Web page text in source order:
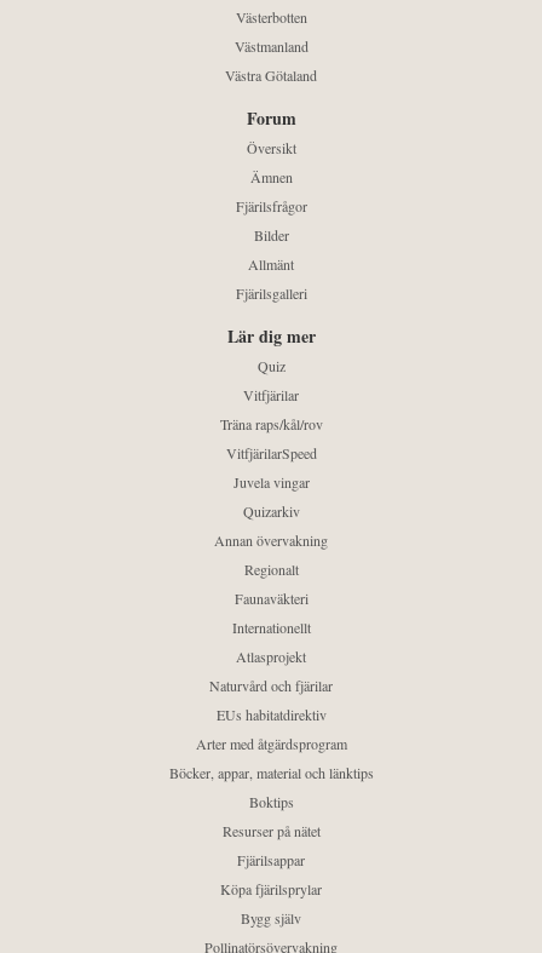
Västerbotten
Västmanland
Västra Götaland
Forum
Översikt
Ämnen
Fjärilsfrågor
Bilder
Allmänt
Fjärilsgalleri
Lär dig mer
Quiz
Vitfjärilar
Träna raps/kål/rov
VitfjärilarSpeed
Juvela vingar
Quizarkiv
Annan övervakning
Regionalt
Faunaväkteri
Internationellt
Atlasprojekt
Naturvård och fjärilar
EUs habitatdirektiv
Arter med åtgärdsprogram
Böcker, appar, material och länktips
Boktips
Resurser på nätet
Fjärilsappar
Köpa fjärilsprylar
Bygg själv
Pollinatörsövervakning